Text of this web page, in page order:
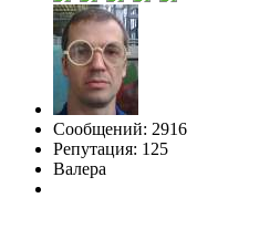
Сообщений: 2916
Репутация: 125
Валера